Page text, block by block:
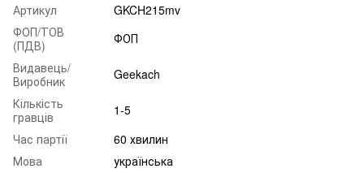
Артикул
GKCH215mv
ФОП/ТОВ
(ПДВ)
ФОП
Видавець/
Виробник
Geekach
Кількість
гравців
1-5
Час партії
60 хвилин
Мова
українська